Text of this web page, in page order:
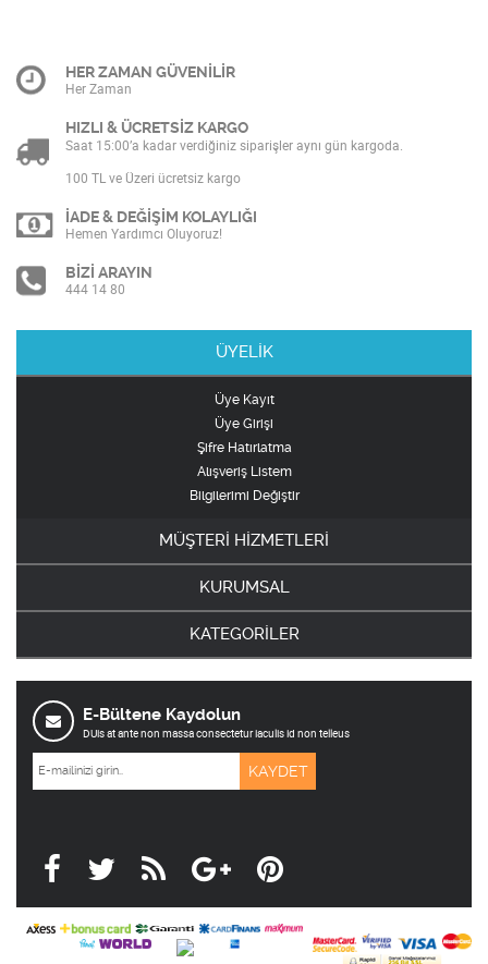
HER ZAMAN GÜVENİLİR
Her Zaman
HIZLI & ÜCRETSİZ KARGO
Saat 15:00’a kadar verdiğiniz siparişler aynı gün kargoda.
100 TL ve Üzeri ücretsiz kargo
İADE & DEĞİŞİM KOLAYLIĞI
Hemen Yardımcı Oluyoruz!
BİZİ ARAYIN
444 14 80
ÜYELİK
Üye Kayıt
Üye Girişi
Şifre Hatırlatma
Alışveriş Listem
Bilgilerimi Değiştir
MÜŞTERİ HİZMETLERİ
KURUMSAL
KATEGORİLER
E-Bültene Kaydolun
DUis at ante non massa consectetur iaculis id non telleus